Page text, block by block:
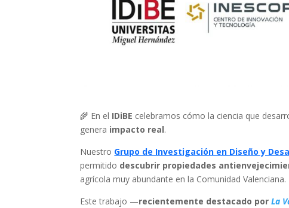
🌾 En el IDiBE celebramos cómo la ciencia que
genera impacto real.
Nuestro Grupo de Investigación en Diseño y
permitido descubrir propiedades
agrícola muy abundante en la Comunidad Valenciana.
Este trabajo —recientemente destacado por La